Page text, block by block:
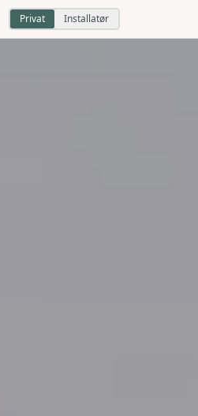
Privat Installatør